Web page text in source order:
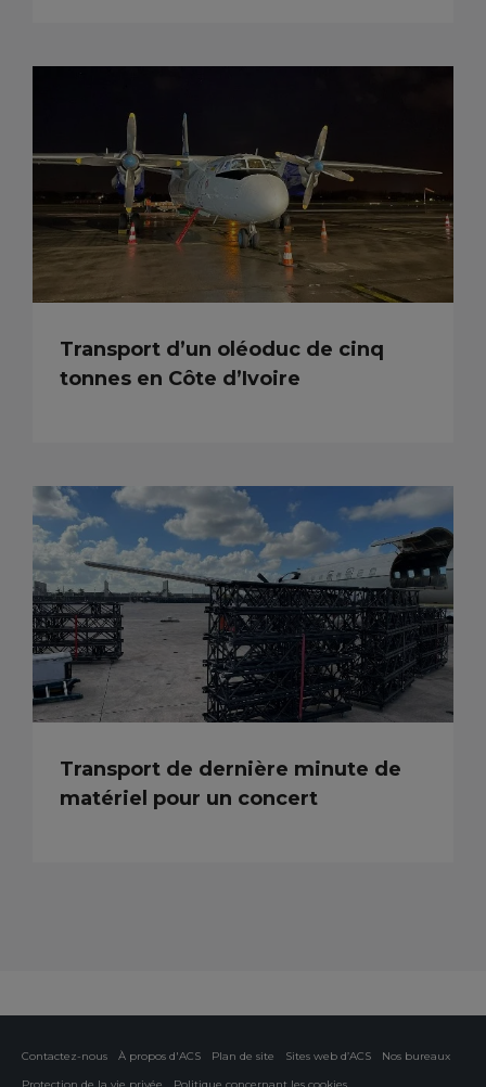
Transport d’un oléoduc de cinq
tonnes en Côte d’Ivoire
Transport de dernière minute de
matériel pour un concert
Contactez-nous À propos d'ACS Plan de site Sites web d’ACS
Nos bureaux